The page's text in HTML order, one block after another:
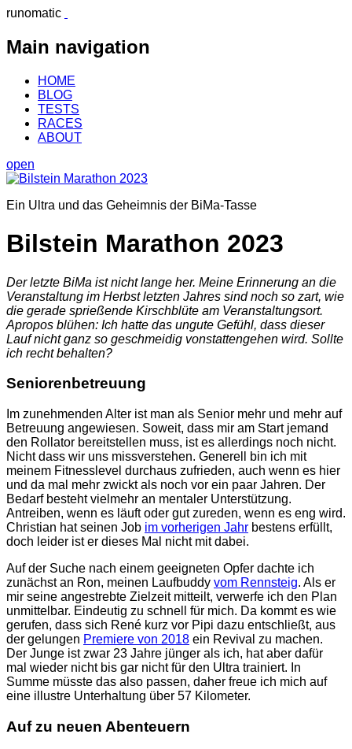
runomatic
Main navigation
HOME
BLOG
TESTS
RACES
ABOUT
open
Ein Ultra und das Geheimnis der BiMa-Tasse
Bilstein Marathon 2023
Der letzte BiMa ist nicht lange her. Meine Erinnerung an die
Veranstaltung im Herbst letzten Jahres sind noch so zart, wie
die gerade sprießende Kirschblüte am Veranstaltungsort.
Apropos blühen: Ich hatte das ungute Gefühl, dass dieser
Lauf nicht ganz so geschmeidig vonstattengehen wird. Sollte
ich recht behalten?
Seniorenbetreuung
Im zunehmenden Alter ist man als Senior mehr und mehr auf
Betreuung angewiesen. Soweit, dass mir am Start jemand
den Rollator bereitstellen muss, ist es allerdings noch nicht.
Nicht dass wir uns missverstehen. Generell bin ich mit
meinem Fitnesslevel durchaus zufrieden, auch wenn es hier
und da mal mehr zwickt als noch vor ein paar Jahren. Der
Bedarf besteht vielmehr an mentaler Unterstützung.
Antreiben, wenn es läuft oder gut zureden, wenn es eng wird.
Christian hat seinen Job im vorherigen Jahr bestens erfüllt,
doch leider ist er dieses Mal nicht mit dabei.
Auf der Suche nach einem geeigneten Opfer dachte ich
zunächst an Ron, meinen Laufbuddy vom Rennsteig. Als er
mir seine angestrebte Zielzeit mitteilt, verwerfe ich den Plan
unmittelbar. Eindeutig zu schnell für mich. Da kommt es wie
gerufen, dass sich René kurz vor Pipi dazu entschließt, aus
der gelungen Premiere von 2018 ein Revival zu machen.
Der Junge ist zwar 23 Jahre jünger als ich, hat aber dafür
mal wieder nicht bis gar nicht für den Ultra trainiert. In
Summe müsste das also passen, daher freue ich mich auf
eine illustre Unterhaltung über 57 Kilometer.
Auf zu neuen Abenteuern